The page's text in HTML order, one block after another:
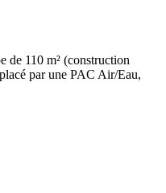
de 110 m² (construction
par une PAC Air/Eau,